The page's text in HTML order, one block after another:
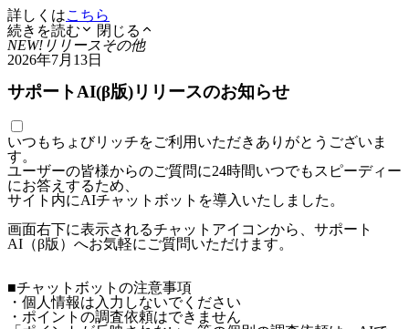
詳しくはこちら
続きを読む
閉じる
NEW! リリースその他
2026年7月13日
サポートAI(β版)リリースのお知らせ
いつもちょびリッチをご利用いただきありがとうございま
す。
ユーザーの皆様からのご質問に24時間いつでもスピーディー
にお答えするため、
サイト内にAIチャットボットを導入いたしました。
画面右下に表示されるチャットアイコンから、サポート
AI（β版）へお気軽にご質問いただけます。
■チャットボットの注意事項
・個人情報は入力しないでください
・ポイントの調査依頼はできません